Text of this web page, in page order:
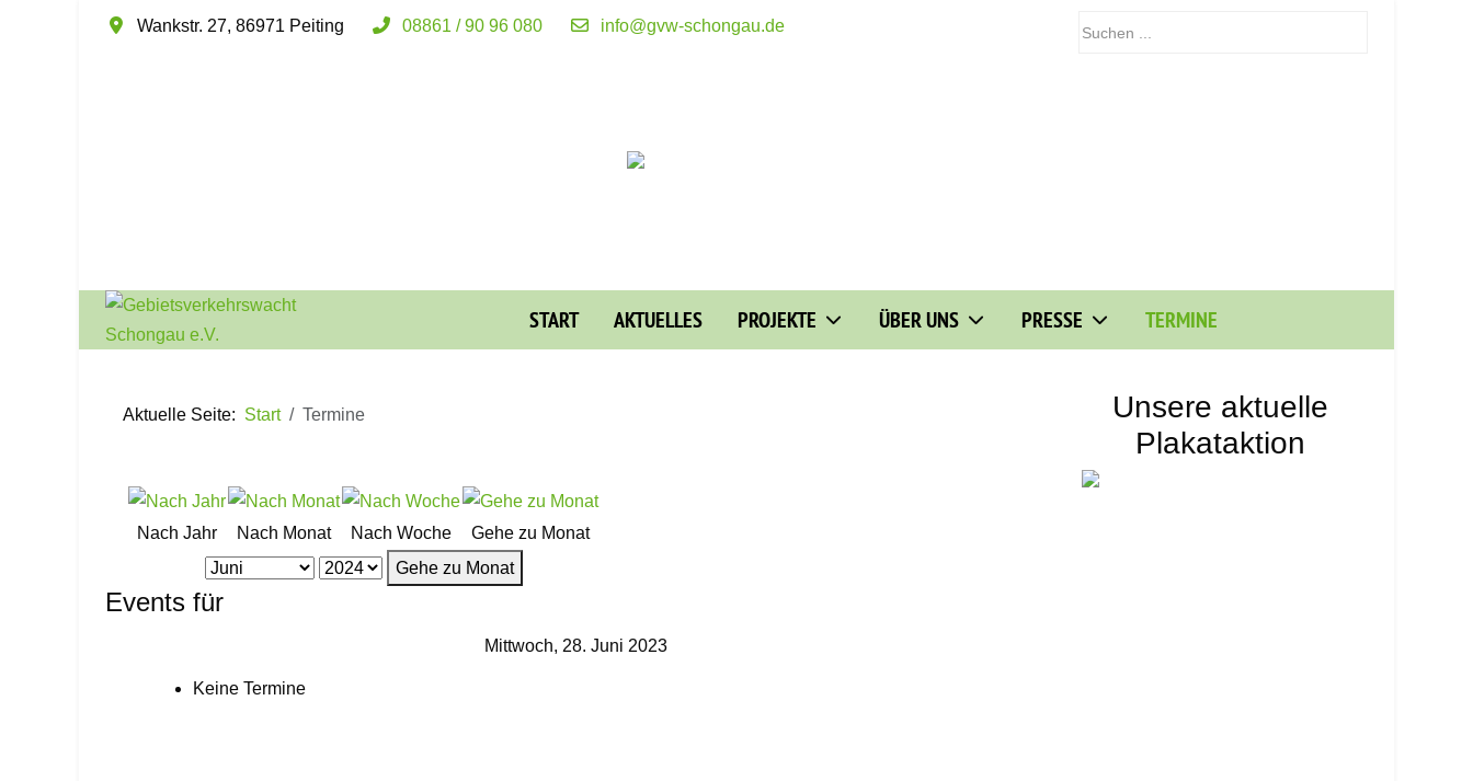
Wankstr. 27, 86971 Peiting 08861 / 90 96 080 info@gvw-schongau.de
START AKTUELLES PROJEKTE ÜBER UNS PRESSE TERMINE
Aktuelle Seite: Start Termine
Nach Jahr Nach Monat Nach Woche
Gehe zu Monat
Gehe zu Monat
Events für
Mittwoch, 28. Juni 2023
Keine Termine
Unsere aktuelle
Plakataktion